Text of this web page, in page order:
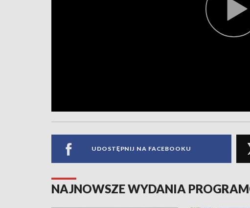
UDOSTĘPNIJ NA FACEBOOKU
NAJNOWSZE WYDANIA